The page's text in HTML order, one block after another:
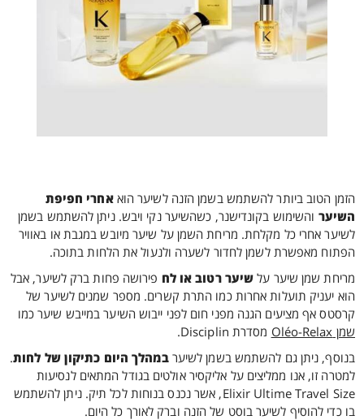
הזמן הטוב ביותר להשתמש בשמן הזנה לשיער הואאחרי חפיפת
השיער והשימוש בקונדישנר, כשהשיער נקי ויבש. ניתן להשתמש בשמן
לשיער אחרי כל מקלחת. מריחת השמן על שיער מיובש במגבת או באוויר
הפתוח מאפשרת לשמן לחדור לשערה ולנעול את הלחות בתוכה.
מריחת שמן שיער על שיער רטוב או לח פירושה פחות ברק לשיער, אבל
הוא יעניק תועלות אחרות כמו התרת קשרים. מספר שמנים לשיער של
קרסטס אף מציעים הגנה מפני חום לפני ייבוש השיער במייבש שיער כמו
שמן Oléo-Relax
מסדרת Disciplin.
בנוסף, ניתן גם להשתמש בשמן לשיערבמהלך היום כתיקון של לחות.
למטרה זו, אנו ממליצים על אליקסיר אולטים בגודל המתאים לנסיעות
Elixir Ultime Travel Size, אשר נכנס בנוחות לכל תיק. ניתן להשתמש
בו כדי להוסיף לשיער בוסט של הזנה וברק לאורך כל היום.